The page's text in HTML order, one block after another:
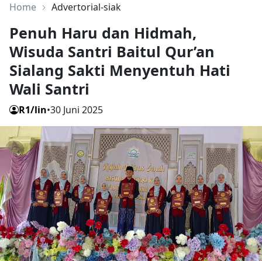
Home Advertorial-siak
Penuh Haru dan Hidmah,
Wisuda Santri Baitul Qur’an
Sialang Sakti Menyentuh Hati
Wali Santri
R1/lin•30 Juni 2025